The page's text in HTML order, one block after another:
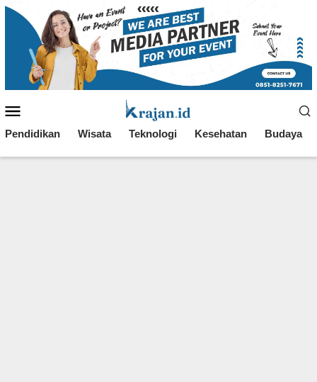
Loncat
Mobile
Pendidikan Wisata Teknologi Kesehatan Budaya